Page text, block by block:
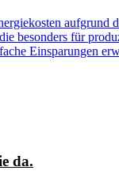
aufgrund
besonders für
Einsparungen
da.